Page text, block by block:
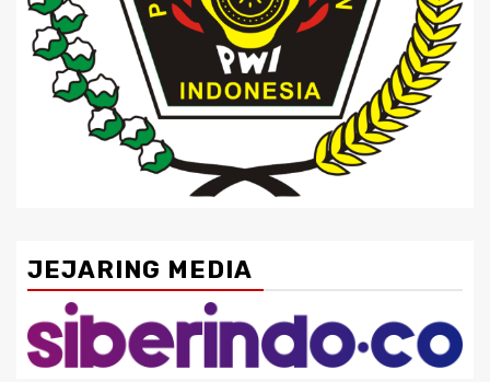
JEJARING MEDIA